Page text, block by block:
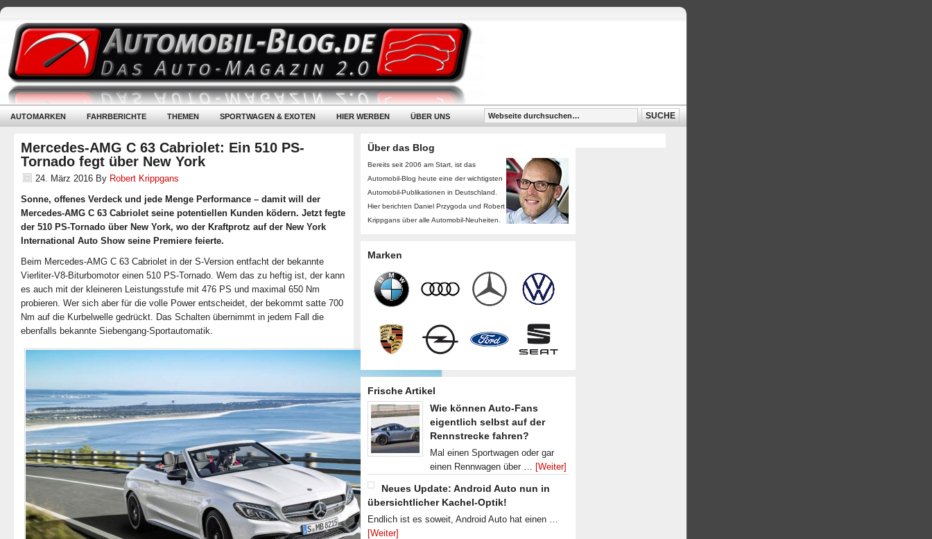
AUTOMARKEN FAHRBERICHTE THEMEN SPORTWAGEN & EXOTEN HIER WERBEN ÜBER UNS
Mercedes-AMG C 63 Cabriolet: Ein 510 PS-
Tornado fegt über New York
24. März 2016 By Robert Krippgans
Sonne, offenes Verdeck und jede Menge Performance – damit will der
Mercedes-AMG C 63 Cabriolet seine potentiellen Kunden ködern. Jetzt fegte
der 510 PS-Tornado über New York, wo der Kraftprotz auf der New York
International Auto Show seine Premiere feierte.
Beim Mercedes-AMG C 63 Cabriolet in der S-Version entfacht der bekannte
Vierliter-V8-Biturbomotor einen 510 PS-Tornado. Wem das zu heftig ist, der kann
es auch mit der kleineren Leistungsstufe mit 476 PS und maximal 650 Nm
probieren. Wer sich aber für die volle Power entscheidet, der bekommt satte 700
Nm auf die Kurbelwelle gedrückt. Das Schalten übernimmt in jedem Fall die
ebenfalls bekannte Siebengang-Sportautomatik.
Über das Blog
Bereits seit 2006 am Start, ist das
Automobil-Blog heute eine der wichtigsten
Automobil-Publikationen in Deutschland.
Hier berichten Daniel Przygoda und Robert
Krippgans über alle Automobil-Neuheiten.
Marken
Frische Artikel
Wie können Auto-Fans
eigentlich selbst auf der
Rennstrecke fahren?
Mal einen Sportwagen oder gar
einen Rennwagen über … [Weiter]
Neues Update: Android Auto nun in
übersichtlicher Kachel-Optik!
Endlich ist es soweit, Android Auto hat einen …
[Weiter]